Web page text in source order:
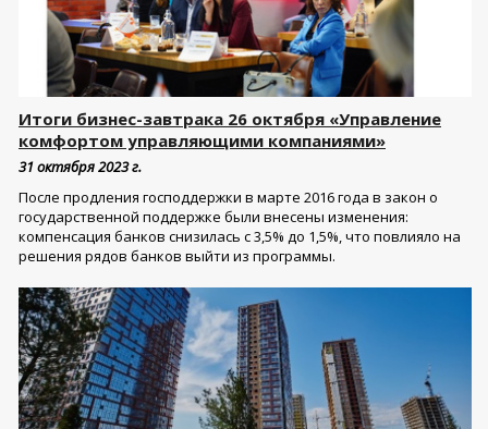
Итоги бизнес-завтрака 26 октября «Управление
комфортом управляющими компаниями»
31 октября 2023 г.
После продления господдержки в марте 2016 года в закон о
государственной поддержке были внесены изменения:
компенсация банков снизилась с 3,5% до 1,5%, что повлияло на
решения рядов банков выйти из программы.